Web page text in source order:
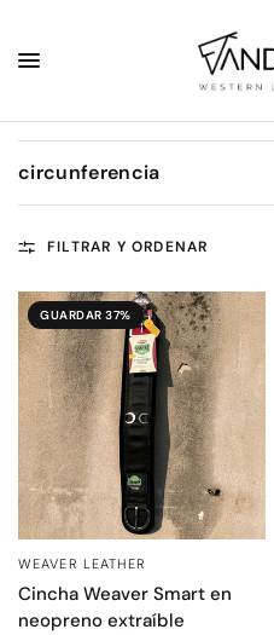
circunferencia
FILTRAR Y ORDENAR
GUARDAR 37%
VISTA RÁPIDA
WEAVER LEATHER
Cincha Weaver Smart en
neopreno extraíble